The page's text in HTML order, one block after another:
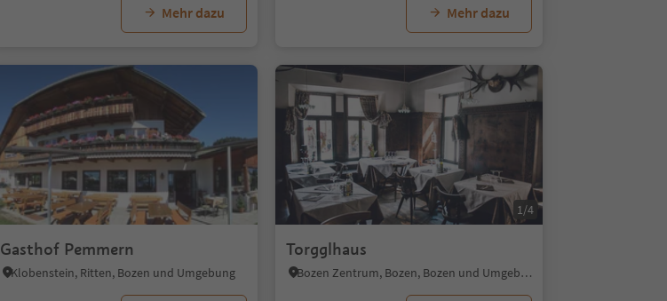
Mehr dazu Mehr dazu
Gasthof Pemmern
Klobenstein, Ritten, Bozen und Umgebung
1/4
Torgglhaus
Bozen Zentrum, Bozen, Bozen und Umgebung